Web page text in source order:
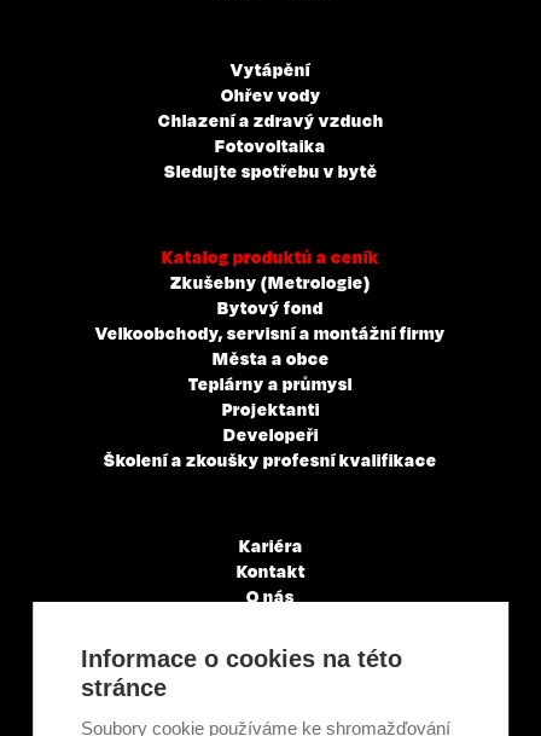
Vytápění
Ohřev vody
Chlazení a zdravý vzduch
Fotovoltaika
Sledujte spotřebu v bytě
Katalog produktů a ceník
Zkušebny (Metrologie)
Bytový fond
Velkoobchody, servisní a montážní firmy
Města a obce
Teplárny a průmysl
Projektanti
Developeři
Školení a zkoušky profesní kvalifikace
Kariéra
Kontakt
O nás
Články a novinky
GDPR & Cookies
Ekologická recyklace
Informace o cookies na této
stránce
Soubory cookie používáme ke shromažďování